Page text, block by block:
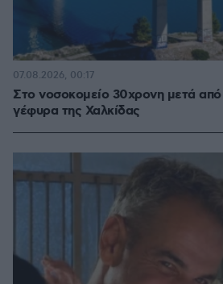
Στο νοσοκομείο 30χρονη μετά
γέφυρα της Χαλκίδας
07.08.2026, 00:17